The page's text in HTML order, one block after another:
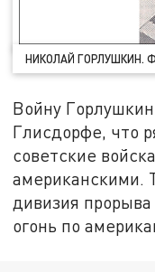
НИКОЛАЙ ГОРЛУШКИН.
Войну
Глисдорфе, что
советские
американскими.
дивизия
огонь по